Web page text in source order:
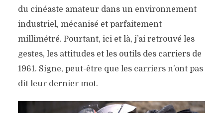
du cinéaste amateur dans un environnement
industriel, mécanisé et parfaitement
millimétré. Pourtant, ici et là, j’ai retrouvé les
gestes, les attitudes et les outils des carriers de
1961. Signe, peut-être que les carriers n’ont pas
dit leur dernier mot.